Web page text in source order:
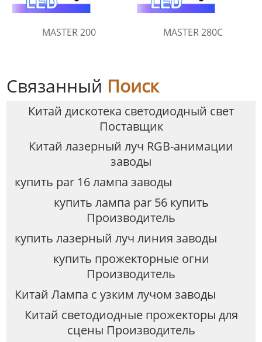
MASTER 200 MASTER 280C
Связанный Поиск
Китай дискотека светодиодный свет
Поставщик
Китай лазерный луч RGB-анимации
заводы
купить par 16 лампа заводы
купить лампа par 56 купить
Производитель
купить лазерный луч линия заводы
купить прожекторные огни
Производитель
Китай Лампа с узким лучом заводы
Китай светодиодные прожекторы для
сцены Производитель